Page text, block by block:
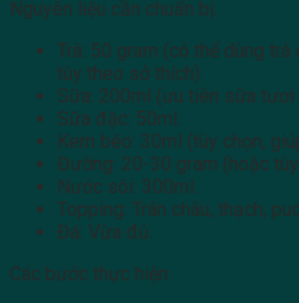
Nguyên liệu cần chuẩn bị:
Trà: 50 gram (có thể dùng
tùy theo sở thích).
Sữa: 200ml (ưu tiên sữa tươi
Sữa đặc: 50ml.
Kem béo: 30ml (tùy chọn,
Đường: 20-30 gram (hoặc
Nước sôi: 300ml.
Topping: Trân châu, thạch,
Đá: Vừa đủ.
Các bước thực hiện: